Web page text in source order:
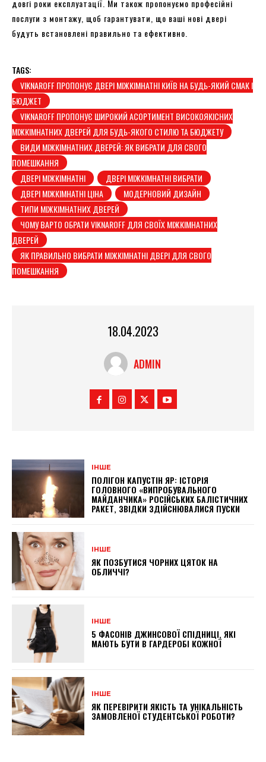
довгі роки експлуатації. Ми також пропонуємо професійні
послуги з монтажу, щоб гарантувати, що ваші нові двері
будуть встановлені правильно та ефективно.
TAGS:
VIKNAROFF ПРОПОНУЄ ДВЕРІ МІЖКІМНАТНІ КИЇВ НА БУДЬ-ЯКИЙ СМАК І
БЮДЖЕТ
VIKNAROFF ПРОПОНУЄ ШИРОКИЙ АСОРТИМЕНТ ВИСОКОЯКІСНИХ
МІЖКІМНАТНИХ ДВЕРЕЙ ДЛЯ БУДЬ-ЯКОГО СТИЛЮ ТА БЮДЖЕТУ
ВИДИ МІЖКІМНАТНИХ ДВЕРЕЙ: ЯК ВИБРАТИ ДЛЯ СВОГО
ПОМЕШКАННЯ
ДВЕРІ МІЖКІМНАТНІ
ДВЕРІ МІЖКІМНАТНІ ВИБРАТИ
ДВЕРІ МІЖКІМНАТНІ ЦІНА
МОДЕРНОВИЙ ДИЗАЙН
ТИПИ МІЖКІМНАТНИХ ДВЕРЕЙ
ЧОМУ ВАРТО ОБРАТИ VIKNAROFF ДЛЯ СВОЇХ МІЖКІМНАТНИХ
ДВЕРЕЙ
ЯК ПРАВИЛЬНО ВИБРАТИ МІЖКІМНАТНІ ДВЕРІ ДЛЯ СВОГО
ПОМЕШКАННЯ
18.04.2023
ADMIN
ІНШЕ
ПОЛІГОН КАПУСТІН ЯР: ІСТОРІЯ
ГОЛОВНОГО «ВИПРОБУВАЛЬНОГО
МАЙДАНЧИКА» РОСІЙСЬКИХ БАЛІСТИЧНИХ
РАКЕТ, ЗВІДКИ ЗДІЙСНЮВАЛИСЯ ПУСКИ
ІНШЕ
ЯК ПОЗБУТИСЯ ЧОРНИХ ЦЯТОК НА
ОБЛИЧЧІ?
ІНШЕ
5 ФАСОНІВ ДЖИНСОВОЇ СПІДНИЦІ, ЯКІ
МАЮТЬ БУТИ В ГАРДЕРОБІ КОЖНОЇ
ІНШЕ
ЯК ПЕРЕВІРИТИ ЯКІСТЬ ТА УНІКАЛЬНІСТЬ
ЗАМОВЛЕНОЇ СТУДЕНТСЬКОЇ РОБОТИ?